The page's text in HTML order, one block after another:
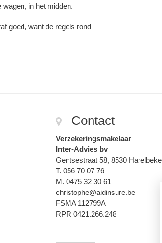
wagen, in het midden.
goed, want de regels rond
Contact
Verzekeringsmakelaar
Inter-Advies bv
Gentsestraat 58, 8530 Harelbeke
T. 056 70 07 76
M. 0475 32 30 61
christophe@aidinsure.be
FSMA 112799A
RPR 0421.266.248